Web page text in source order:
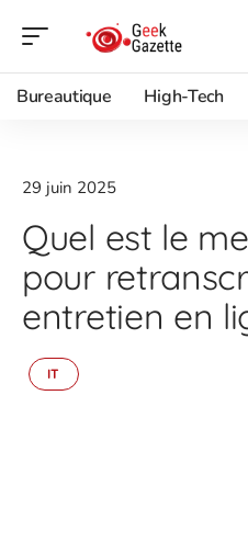
Bureautique High-Tech
29 juin 2025
Quel est le
pour
entretien en
IT